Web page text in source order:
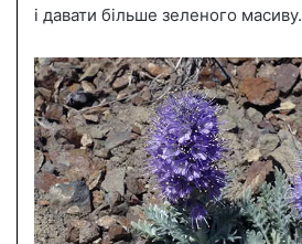
і давати більше зеленого масиву.